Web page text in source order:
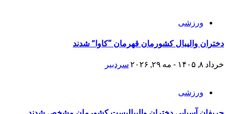
ورزشی
دختران والیبال کشورمان قهرمان “کاوا” شدند
خرداد ۸, ۱۴۰۵ - مه ۲۹, ۲۰۲۶ سردبیر
ورزشی